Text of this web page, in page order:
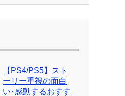
【PS4/PS5】スト
ーリー重視の面白
い･感動するおすす